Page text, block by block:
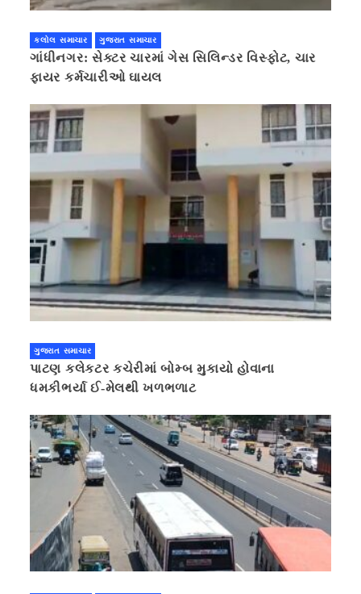
કલોલ સમાચાર ગુજરાત સમાચાર
ગાંધીનગર: સેક્ટર ચારમાં ગેસ સિલિન્ડર વિસ્ફોટ, ચાર
ફાયર કર્મચારીઓ ઘાયલ
ગુજરાત સમાચાર
પાટણ કલેકટર કચેરીમાં બોમ્બ મુકાયો હોવાના
ધમકીભર્યા ઈ-મેલથી ખળભળાટ